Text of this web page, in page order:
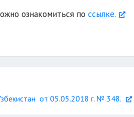
ознакомиться по ссылке.
от 05.05.2018 г. № 348.